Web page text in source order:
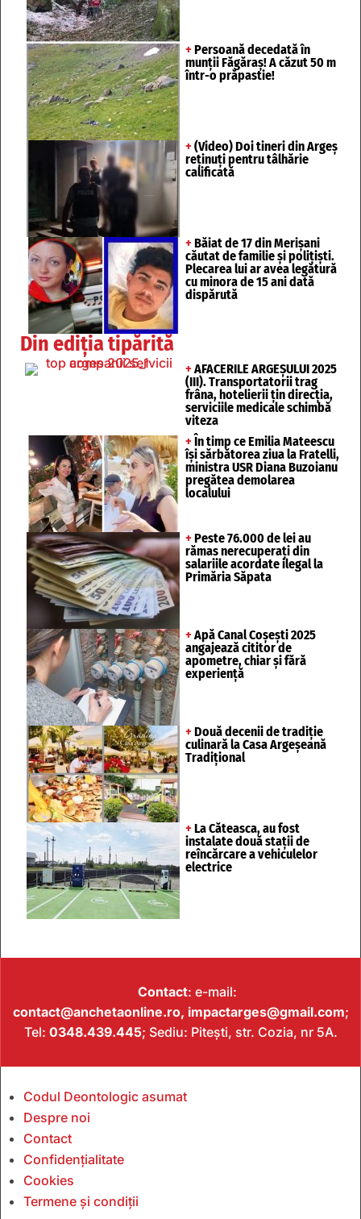
+ Persoană decedată în
munții Făgăraș! A căzut 50 m
într-o prăpastie!
+ (Video) Doi tineri din Argeș
reținuți pentru tâlhărie
calificată
+ Băiat de 17 din Merișani
căutat de familie și polițiști.
Plecarea lui ar avea legătură
cu minora de 15 ani dată
dispărută
Din ediția tipărită
+ AFACERILE ARGEȘULUI 2025
(III). Transportatorii trag
frâna, hotelierii țin direcția,
serviciile medicale schimbă
viteza
+ În timp ce Emilia Mateescu
își sărbătorea ziua la Fratelli,
ministra USR Diana Buzoianu
pregătea demolarea
localului
+ Peste 76.000 de lei au
rămas nerecuperați din
salariile acordate ilegal la
Primăria Săpata
+ Apă Canal Coșești 2025
angajează cititor de
apometre, chiar și fără
experiență
+ Două decenii de tradiție
culinară la Casa Argeșeană
Tradițional
+ La Căteasca, au fost
instalate două stații de
reîncărcare a vehiculelor
electrice
Contact: e-mail:
contact@anchetaonline.ro, impactarges@gmail.com;
Tel: 0348.439.445; Sediu: Pitești, str. Cozia, nr 5A.
Codul Deontologic asumat
Despre noi
Contact
Confidențialitate
Cookies
Termene și condiții